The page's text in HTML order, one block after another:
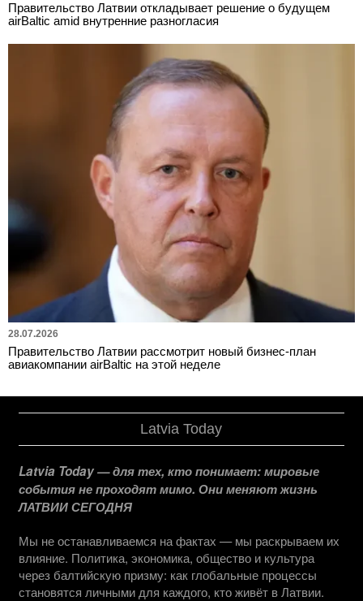
Правительство Латвии откладывает решение о будущем
airBaltic amid внутренние разногласия
28.07.2026
Правительство Латвии рассмотрит новый бизнес-план
авиакомпании airBaltic на этой неделе
Latvia Today
Latvia Today — для тех, кто понимает: мировые
события не проходят мимо. Они меняют жизнь
ЛАТВИИ СЕГОДНЯ
Мы не останавливаемся на фактах — мы раскрываем их
влияние. Политика, экономика, общество и культура
через балтийскую призму: как глобальные процессы
становятся личными для каждого, кто живёт в Латвии.